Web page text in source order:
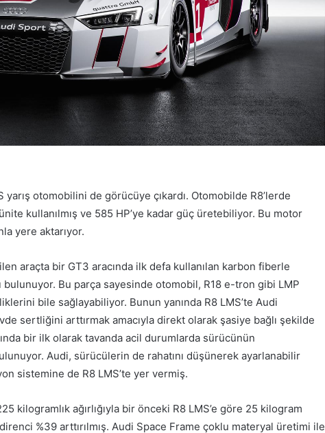
yarış otomobilini de görücüye çıkardı. Otomobilde R8’lerde
kullanılmış ve 585 HP’ye kadar güç üretebiliyor. Bu motor
yere aktarıyor.
araçta bir GT3 aracında ilk defa kullanılan karbon fiberle
Bu parça sayesinde otomobil, R18 e-tron gibi LMP
bile sağlayabiliyor. Bunun yanında R8 LMS’te Audi
sertliğini arttırmak amacıyla direkt olarak şasiye bağlı şekilde
bir ilk olarak tavanda acil durumlarda sürücünün
Audi, sürücülerin de rahatını düşünerek ayarlanabilir
sistemine de R8 LMS’te yer vermiş.
kilogramlık ağırlığıyla bir önceki R8 LMS’e göre 25 kilogram
%39 arttırılmış. Audi Space Frame çoklu materyal üretimi ile